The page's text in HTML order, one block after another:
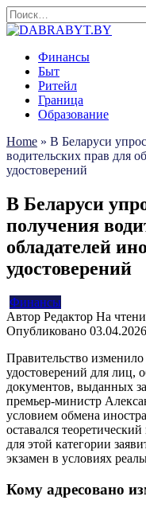
Перейти
к
Search
for:
Финансы
Быт
Ритейл
Граница
Образование
Home » В Беларуси
водительских прав для
удостоверений
В Беларуси
получения
обладателей
удостоверений
Финансы
Автор Редактор На
Опубликовано 03.04.2026
Правительство
удостоверений для лиц,
документов, выданных
премьер-министр
условием обмена
оставался
для этой категории
экзамен в условиях
Кому адресовано